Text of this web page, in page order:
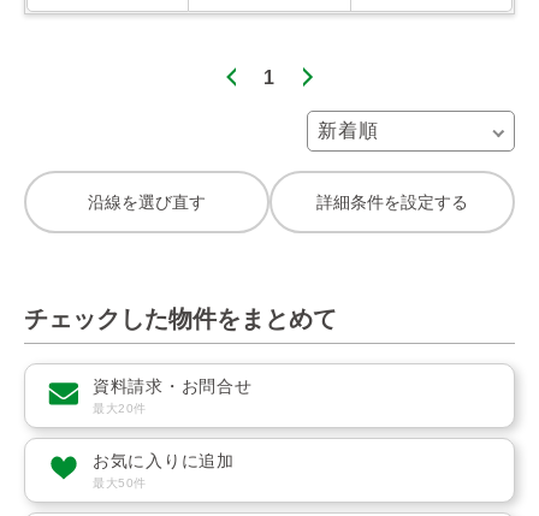
1
沿線を選び直す 詳細条件を設定する
チェックした物件をまとめて
資料請求・お問合せ
最大20件
お気に入りに追加
最大50件